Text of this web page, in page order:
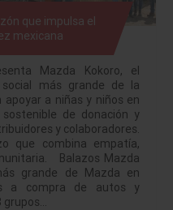
que impulsa el
mexicana
Mazda Kokoro, el
más grande de la
a niñas y niños en
de donación y
y colaboradores.
que combina empatía,
Balazos Mazda
grande de Mazda en
a compra de autos y
grupos…